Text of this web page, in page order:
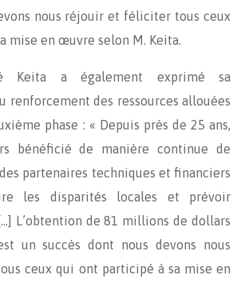
nous réjouir et féliciter tous ceux
mise en œuvre selon M. Keita.
Keita a également exprimé sa
renforcement des ressources allouées
phase : « Depuis près de 25 ans,
bénéficié de manière continue de
partenaires techniques et financiers
les disparités locales et prévoir
L’obtention de 81 millions de dollars
un succès dont nous devons nous
ceux qui ont participé à sa mise en